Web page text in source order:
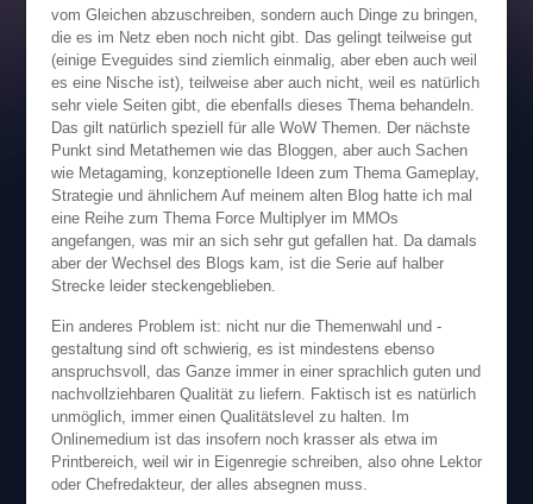
vom Gleichen abzuschreiben, sondern auch Dinge zu bringen,
die es im Netz eben noch nicht gibt. Das gelingt teilweise gut
(einige Eveguides sind ziemlich einmalig, aber eben auch weil
es eine Nische ist), teilweise aber auch nicht, weil es natürlich
sehr viele Seiten gibt, die ebenfalls dieses Thema behandeln.
Das gilt natürlich speziell für alle WoW Themen. Der nächste
Punkt sind Metathemen wie das Bloggen, aber auch Sachen
wie Metagaming, konzeptionelle Ideen zum Thema Gameplay,
Strategie und ähnlichem Auf meinem alten Blog hatte ich mal
eine Reihe zum Thema Force Multiplyer im MMOs
angefangen, was mir an sich sehr gut gefallen hat. Da damals
aber der Wechsel des Blogs kam, ist die Serie auf halber
Strecke leider steckengeblieben.
Ein anderes Problem ist: nicht nur die Themenwahl und -
gestaltung sind oft schwierig, es ist mindestens ebenso
anspruchsvoll, das Ganze immer in einer sprachlich guten und
nachvollziehbaren Qualität zu liefern. Faktisch ist es natürlich
unmöglich, immer einen Qualitätslevel zu halten. Im
Onlinemedium ist das insofern noch krasser als etwa im
Printbereich, weil wir in Eigenregie schreiben, also ohne Lektor
oder Chefredakteur, der alles absegnen muss.